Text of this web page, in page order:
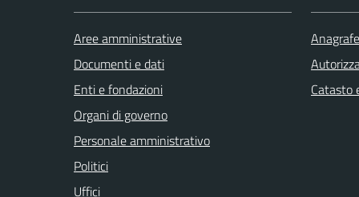
Aree amministrative
Documenti e dati
Enti e fondazioni
Organi di governo
Personale amministrativo
Politici
Uffici
Catasto